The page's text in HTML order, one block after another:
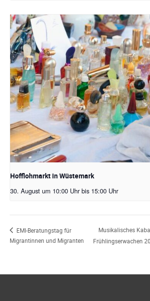
Hofflohmarkt in Wüstemark
30. August um 10:00 Uhr bis 15:00 Uhr
EMI-Beratungstag für
Migrantinnen und Migranten
Musikalisches
Frühlingserwachen